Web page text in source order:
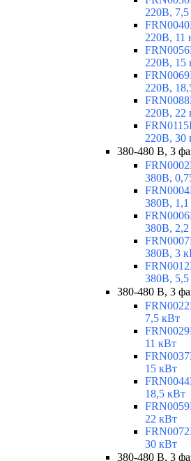
220В,
220В, 11
220В, 15
220В,
220В, 22
220В, 30
380-480 В, 3
380В,
380В,
380В,
380В, 3
380В,
380-480 В, 3
7,5 кВт
11 кВт
15 кВт
18,5 кВт
22 кВт
30 кВт
380-480 В, 3